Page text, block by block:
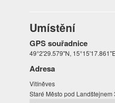
Umístění
GPS souřadnice
49°2'29.579"N,
Adresa
Vitíněves
Staré Město pod Landštejnem